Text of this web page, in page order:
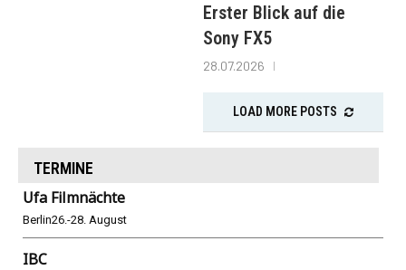
Erster Blick auf die
Sony FX5
28.07.2026
LOAD MORE POSTS
TERMINE
Ufa Filmnächte
Berlin26.-28. August
IBC